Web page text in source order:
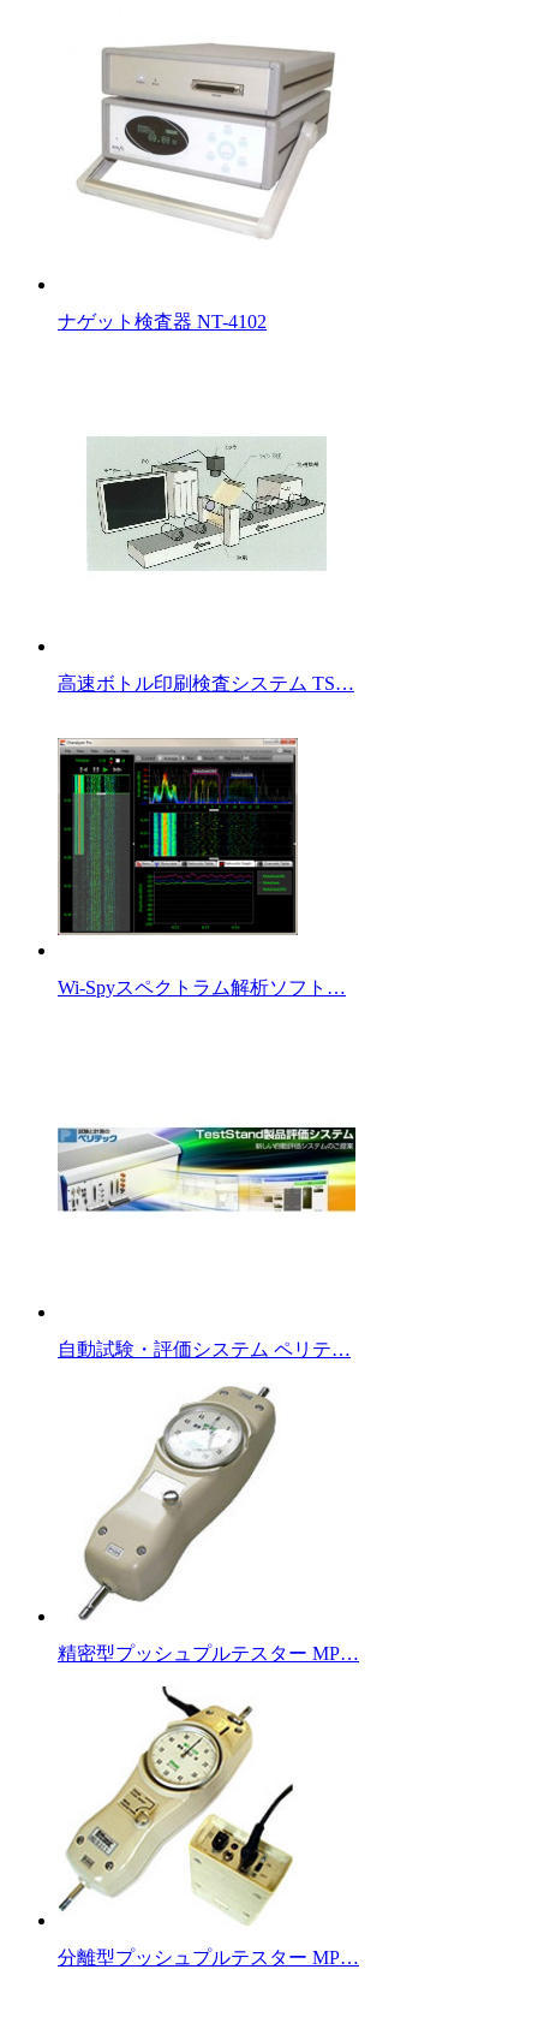
ナゲット検査器 NT-4102
高速ボトル印刷検査システム TS…
Wi-Spyスペクトラム解析ソフト…
自動試験・評価システム ペリテ…
精密型プッシュプルテスター MP…
分離型プッシュプルテスター MP…